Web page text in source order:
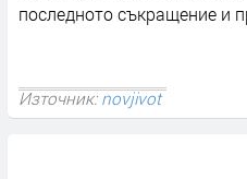
последното съкращение и
Източник:novjivot